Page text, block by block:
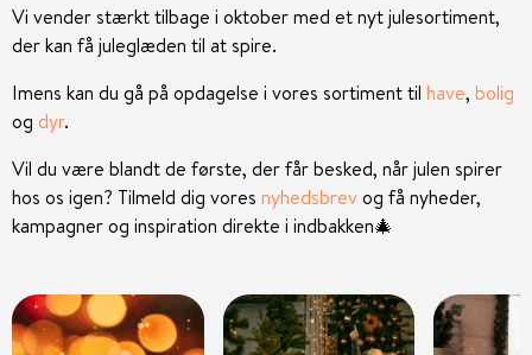
Vi vender stærkt tilbage i oktober med et nyt julesortiment,
der kan få juleglæden til at spire.
Imens kan du gå på opdagelse i vores sortiment til have, bolig
og dyr.
Vil du være blandt de første, der får besked, når julen spirer
hos os igen? Tilmeld dig vores nyhedsbrevog få nyheder,
kampagner og inspiration direkte i indbakken🎄